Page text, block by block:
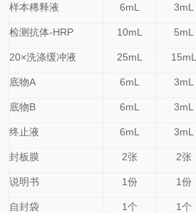
样本稀释液 6mL 3mL
检测抗体-HRP 10mL 5mL
20×洗涤缓冲液 25mL 15mL
底物A 6mL 3mL
底物B 6mL 3mL
终止液 6mL 3mL
封板膜 2张 2张
说明书 1份 1份
自封袋 1个 1个